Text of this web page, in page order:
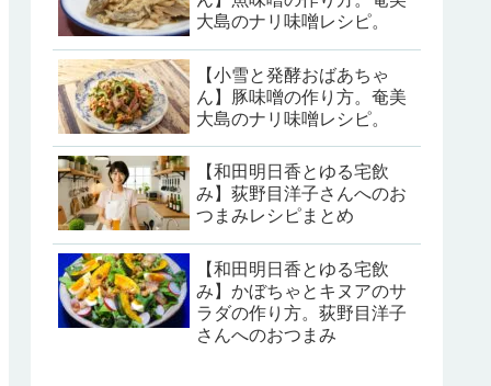
大島のナリ味噌レシピ。
【小雪と発酵おばあちゃ
ん】豚味噌の作り方。奄美
大島のナリ味噌レシピ。
【和田明日香とゆる宅飲
み】荻野目洋子さんへのお
つまみレシピまとめ
【和田明日香とゆる宅飲
み】かぼちゃとキヌアのサ
ラダの作り方。荻野目洋子
さんへのおつまみ